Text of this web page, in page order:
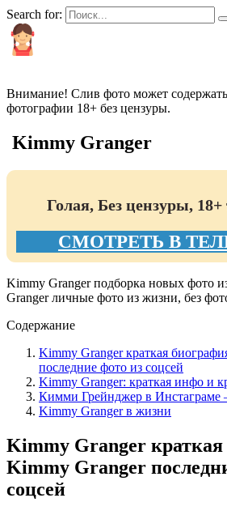
Search for:
Внимание! Слив фото может
фотографии 18+ без цензуры.
Kimmy Granger
Голая, Без цензуры,
СМОТРЕТЬ В
Kimmy Granger подборка новых фото
Granger личные фото из жизни, без
Содержание
Kimmy Granger краткая
последние фото из соцсей
Kimmy Granger: краткая инфо и
Кимми Грейнджер в Инстаграме
Kimmy Granger в жизни
Kimmy Granger краткая
Kimmy Granger
соцсей